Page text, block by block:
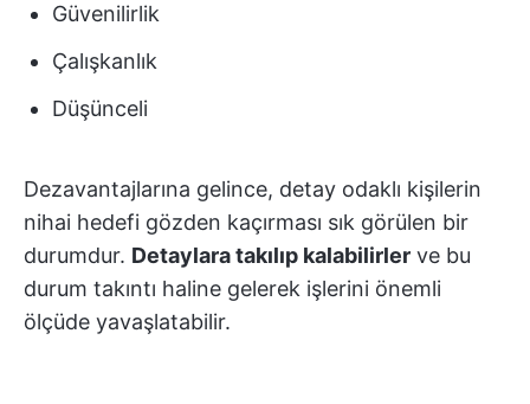
Güvenilirlik
Çalışkanlık
Düşünceli
Dezavantajlarına gelince, detay odaklı kişilerin
nihai hedefi gözden kaçırması sık görülen bir
durumdur. Detaylara takılıp kalabilirler ve bu
durum takıntı haline gelerek işlerini önemli
ölçüde yavaşlatabilir.